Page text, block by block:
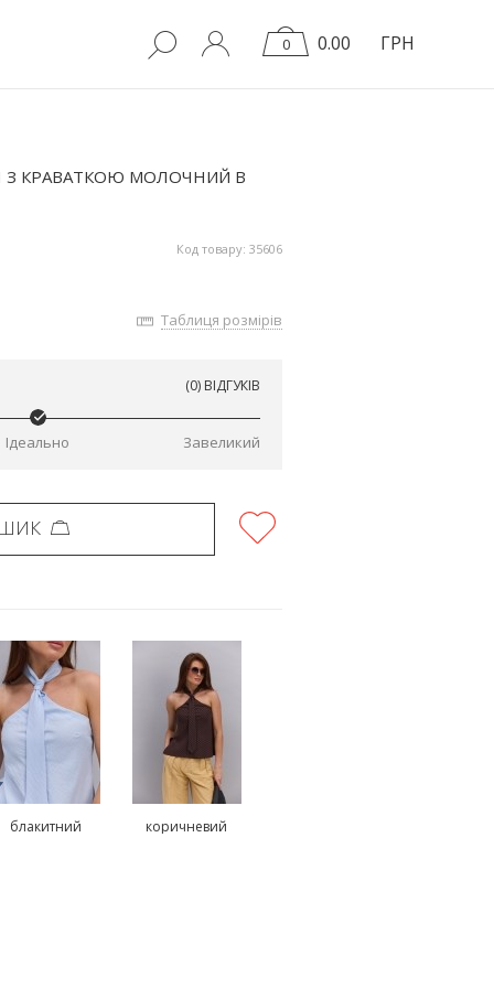
0 0.00 ГРН
З КРАВАТКОЮ МОЛОЧНИЙ В
Код товару: 35606
Таблиця розмірів
(0) ВІДГУКІВ
Ідеально Завеликий
блакитний коричневий